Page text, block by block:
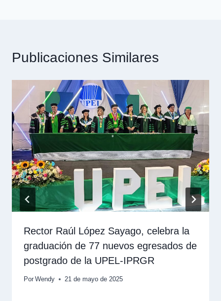
Publicaciones Similares
Rector Raúl López Sayago, celebra la
graduación de 77 nuevos egresados de
postgrado de la UPEL-IPRGR
Por Wendy 21 de mayo de 2025